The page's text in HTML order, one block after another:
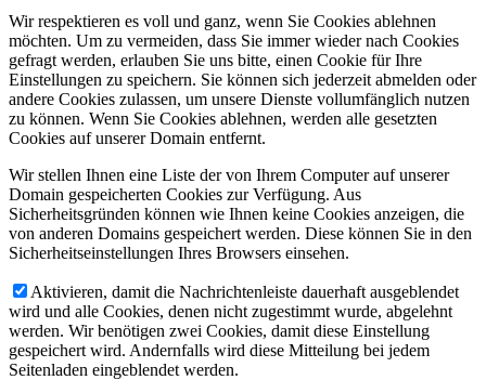
Wir respektieren es voll und ganz, wenn Sie Cookies ablehnen
möchten. Um zu vermeiden, dass Sie immer wieder nach Cookies
gefragt werden, erlauben Sie uns bitte, einen Cookie für Ihre
Einstellungen zu speichern. Sie können sich jederzeit abmelden oder
andere Cookies zulassen, um unsere Dienste vollumfänglich nutzen
zu können. Wenn Sie Cookies ablehnen, werden alle gesetzten
Cookies auf unserer Domain entfernt.
Wir stellen Ihnen eine Liste der von Ihrem Computer auf unserer
Domain gespeicherten Cookies zur Verfügung. Aus
Sicherheitsgründen können wie Ihnen keine Cookies anzeigen, die
von anderen Domains gespeichert werden. Diese können Sie in den
Sicherheitseinstellungen Ihres Browsers einsehen.
Aktivieren, damit die Nachrichtenleiste dauerhaft ausgeblendet
wird und alle Cookies, denen nicht zugestimmt wurde, abgelehnt
werden. Wir benötigen zwei Cookies, damit diese Einstellung
gespeichert wird. Andernfalls wird diese Mitteilung bei jedem
Seitenladen eingeblendet werden.